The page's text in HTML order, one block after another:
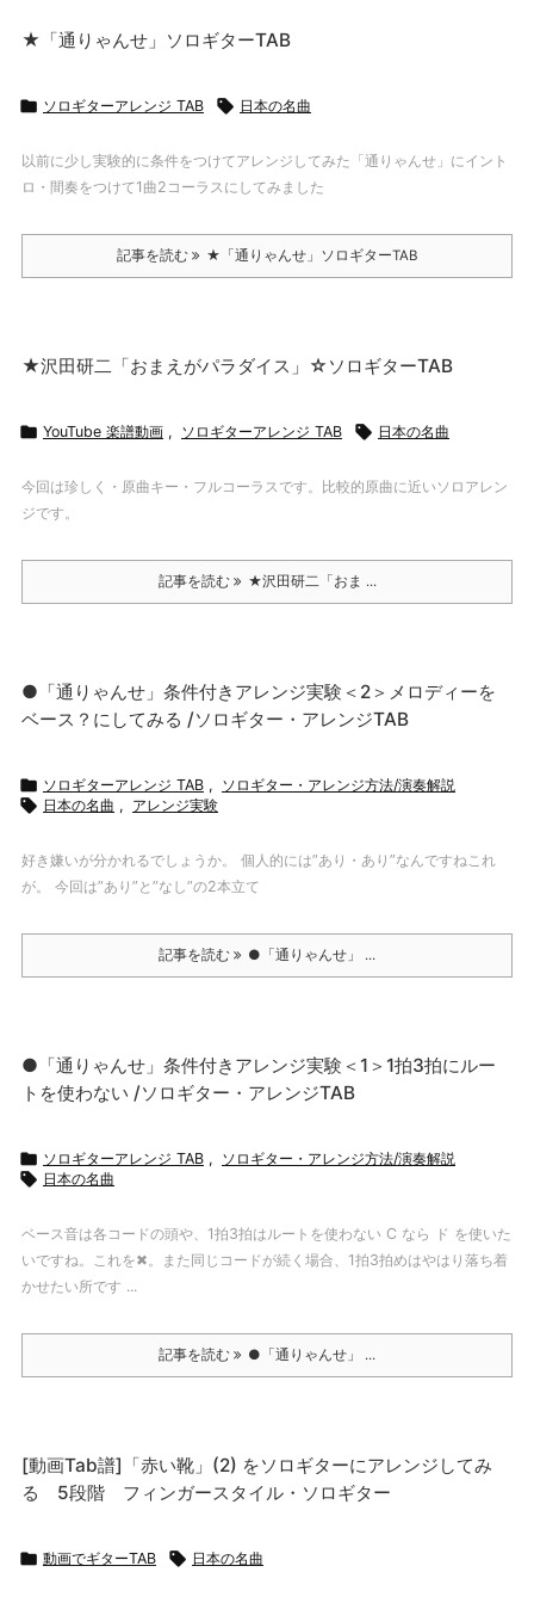
★「通りゃんせ」ソロギターTAB
 ソロギターアレンジ TAB  日本の名曲
以前に少し実験的に条件をつけてアレンジしてみた「通りゃんせ」にイント
ロ・間奏をつけて1曲2コーラスにしてみました
記事を読む ★「通りゃんせ」ソロギターTAB
★沢田研二「おまえがパラダイス」☆ソロギターTAB
 YouTube 楽譜動画 , ソロギターアレンジ TAB  日本の名曲
今回は珍しく・原曲キー・フルコーラスです。比較的原曲に近いソロアレン
ジです。
記事を読む ★沢田研二「おま ...
●「通りゃんせ」条件付きアレンジ実験＜2＞メロディーを
ベース？にしてみる /ソロギター・アレンジTAB
 ソロギターアレンジ TAB , ソロギター・アレンジ方法/演奏解説
 日本の名曲 , アレンジ実験
好き嫌いが分かれるでしょうか。 個人的には”あり・あり”なんですねこれ
が。 今回は”あり”と”なし”の2本立て
記事を読む ●「通りゃんせ」 ...
●「通りゃんせ」条件付きアレンジ実験＜1＞1拍3拍にルー
トを使わない /ソロギター・アレンジTAB
 ソロギターアレンジ TAB , ソロギター・アレンジ方法/演奏解説
 日本の名曲
ベース音は各コードの頭や、1拍3拍はルートを使わない C なら ド を使いた
いですね。これを✖。また同じコードが続く場合、1拍3拍めはやはり落ち着
かせたい所です ...
記事を読む ●「通りゃんせ」 ...
[動画Tab譜]「赤い靴」(2) をソロギターにアレンジしてみ
る 5段階 フィンガースタイル・ソロギター
 動画でギターTAB  日本の名曲